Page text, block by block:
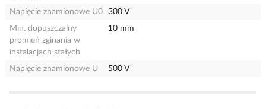
Napięcie znamionowe U0
300 V
Min. dopuszczalny
promień zginania w
instalacjach stałych
10 mm
Napięcie znamionowe U 500 V